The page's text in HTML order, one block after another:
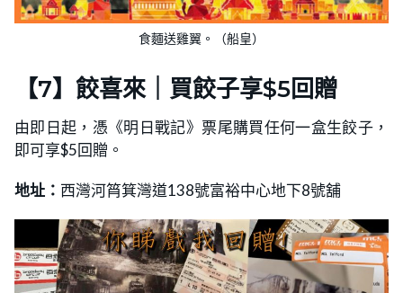
食麵送雞翼。（船皇）
【7】餃喜來｜買餃子享$5回贈
由即日起，憑《明日戰記》票尾購買任何一盒生餃子，
即可享$5回贈。
地址： 西灣河筲箕灣道138號富裕中心地下8號舖